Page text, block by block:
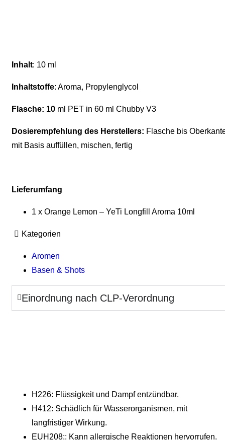
Inhalt: 10 ml
Inhaltstoffe: Aroma, Propylenglycol
Flasche: 10 ml PET in 60 ml Chubby V3
Dosierempfehlung des Herstellers: Flasche bis
mit Basis auffüllen, mischen, fertig
Lieferumfang
1 x Orange Lemon – YeTi Longfill Aroma 10ml
Kategorien
Aromen
Basen & Shots
Einordnung nach CLP-Verordnung
H226: Flüssigkeit und Dampf entzündbar.
H412: Schädlich für Wasserorganismen, mit
langfristiger Wirkung.
EUH208;: Kann allergische Reaktionen hervorrufen.